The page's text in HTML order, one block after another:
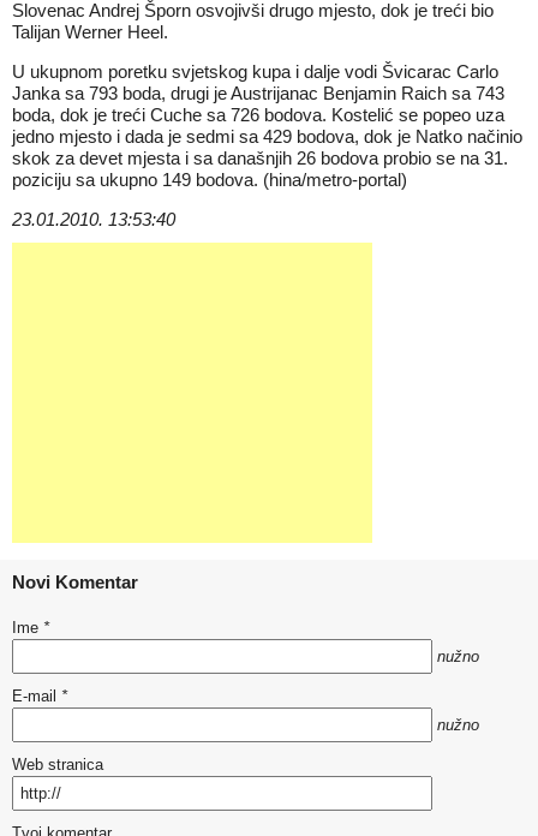
Slovenac Andrej Šporn osvojivši drugo mjesto, dok je treći bio
Talijan Werner Heel.
U ukupnom poretku svjetskog kupa i dalje vodi Švicarac Carlo
Janka sa 793 boda, drugi je Austrijanac Benjamin Raich sa 743
boda, dok je treći Cuche sa 726 bodova. Kostelić se popeo uza
jedno mjesto i dada je sedmi sa 429 bodova, dok je Natko načinio
skok za devet mjesta i sa današnjih 26 bodova probio se na 31.
poziciju sa ukupno 149 bodova. (hina/metro-portal)
23.01.2010. 13:53:40
Novi Komentar
Ime *
nužno
E-mail *
nužno
Web stranica